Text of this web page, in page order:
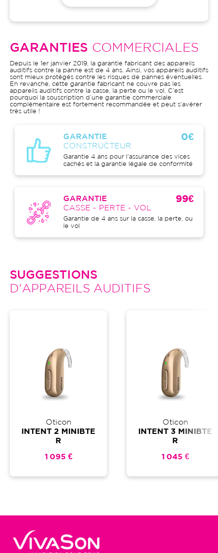
GARANTIES COMMERCIALES
Depuis le 1er janvier 2019, la garantie fabricant des appareils
auditifs contre la panne est de 4 ans. Ainsi, vos appareils auditifs
sont mieux protégés contre les risques de pannes éventuelles.
En revanche, cette garantie fabricant ne couvre pas les
appareils auditifs contre la casse, la perte ou le vol. C’est
pourquoi la souscription d’une garantie commerciale
complémentaire est fortement recommandée et peut s’avérer
très utile !
GARANTIE
CONSTRUCTEUR
0€
Garantie 4 ans pour l'assurance des vices
cachés et la garantie légale de conformité
GARANTIE
CASSE - PERTE - VOL
99€
Garantie de 4 ans sur la casse, la perte, ou
le vol
SUGGESTIONS
D'APPAREILS AUDITIFS
Oticon
INTENT 2 MINIBTE
R
1 095 €
Oticon
INTENT 3 MINIBTE
R
1 045 €